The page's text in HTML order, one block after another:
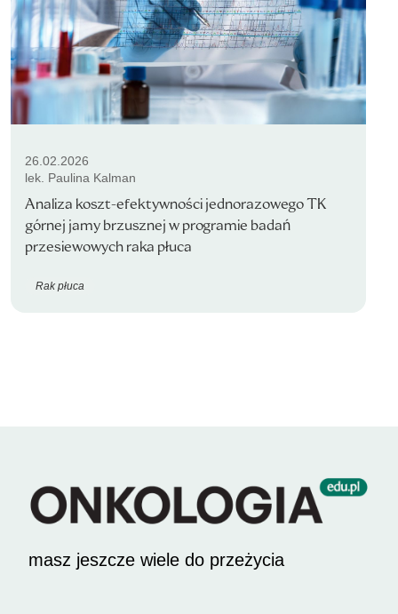
26.02.2026
lek. Paulina Kalman
Analiza koszt-efektywności jednorazowego TK
górnej jamy brzusznej w programie badań
przesiewowych raka płuca
Rak płuca
masz jeszcze wiele do przeżycia